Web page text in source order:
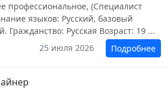
профессиональное, (Специалист
языков: Русский, базовый
Гражданство: Русская Возраст: 19 ...
25 июля 2026
Подробнее